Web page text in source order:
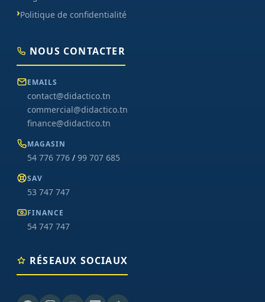
Politique de confidentialité
NOUS CONTACTER
EMAILS
contact@didactico.tn
commercial@didactico.tn
finance@didactico.tn
MAGASIN
54 776 776 / 99 707 685
SAV
53 747 747
FINANCE
54 747 747
RÉSEAUX SOCIAUX